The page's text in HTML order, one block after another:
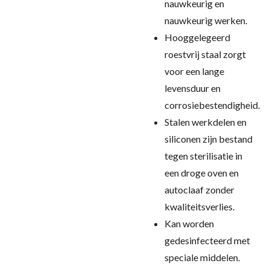
nauwkeurig en
nauwkeurig werken.
Hooggelegeerd
roestvrij staal zorgt
voor een lange
levensduur en
corrosiebestendigheid.
Stalen werkdelen en
siliconen zijn bestand
tegen sterilisatie in
een droge oven en
autoclaaf zonder
kwaliteitsverlies.
Kan worden
gedesinfecteerd met
speciale middelen.